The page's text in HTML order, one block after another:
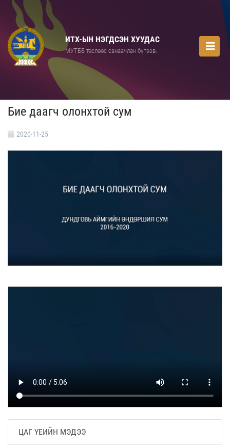
ИТХ-ЫН НЭГДСЭН ХУУДАС
МУТББ төслөөс санаачлан бүтээв.
Бие даагч олонхтой сум
2020-11-25
ЦАГ ҮЕИЙН МЭДЭЭ